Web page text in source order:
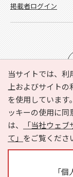
当サイトでは、
上およびサイト
を使用しています
ッキーの使用に同
は、
「当社ウェ
て」 をご覧くださ
「
e-NAVITA（イー
利用規約
サイトマッ
掲載者ログイン